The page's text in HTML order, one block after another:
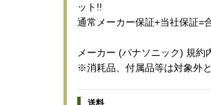
ット!!
通常メーカー保証+当社保証=
メーカー (パナソニック) 規約
※消耗品、付属品等は対象外と
送料